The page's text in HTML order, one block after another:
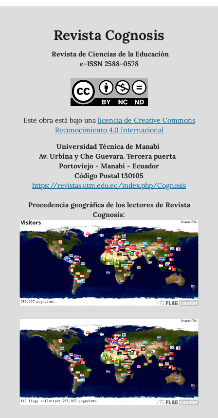
Revista Cognosis
Revista de Ciencias de la Educación
e-ISSN 2588-0578
Este obra está bajo una licencia de Creative Commons
Reconocimiento 4.0 Internacional
Universidad Técnica de Manabí
Av. Urbina y Che Guevara. Tercera puerta
Portoviejo - Manabí - Ecuador
Código Postal 130105
https://revistas.utm.edu.ec/index.php/Cognosis
Procedencia geográfica de los lectores de Revista
Cognosis: